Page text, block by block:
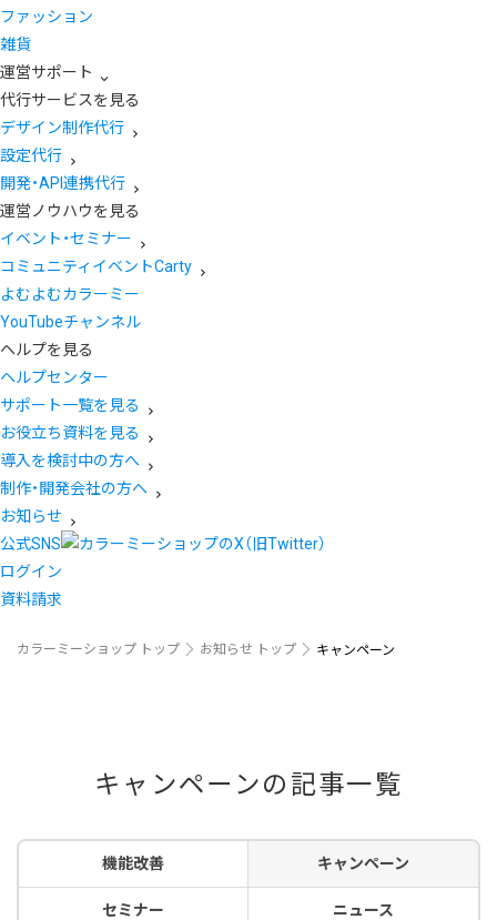
ファッション
雑貨
運営サポート
代行サービスを見る
デザイン制作代行
設定代行
開発・API連携代行
運営ノウハウを見る
イベント・セミナー
コミュニティイベントCarty
よむよむカラーミー
YouTubeチャンネル
ヘルプを見る
ヘルプセンター
サポート一覧を見る
お役立ち資料を見る
導入を検討中の方へ
制作・開発会社の方へ
お知らせ
公式SNS
ログイン
資料請求
カラーミーショップ トップ お知らせ トップ キャンペーン
キャンペーンの記事一覧
機能改善 キャンペーン
セミナー ニュース